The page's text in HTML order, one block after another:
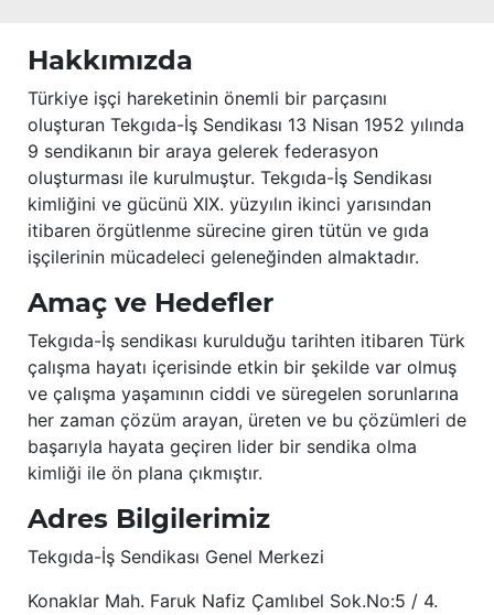
Hakkımızda
Türkiye işçi hareketinin önemli bir parçasını
oluşturan Tekgıda-İş Sendikası 13 Nisan 1952 yılında
9 sendikanın bir araya gelerek federasyon
oluşturması ile kurulmuştur. Tekgıda-İş Sendikası
kimliğini ve gücünü XIX. yüzyılın ikinci yarısından
itibaren örgütlenme sürecine giren tütün ve gıda
işçilerinin mücadeleci geleneğinden almaktadır.
Amaç ve Hedefler
Tekgıda-İş sendikası kurulduğu tarihten itibaren Türk
çalışma hayatı içerisinde etkin bir şekilde var olmuş
ve çalışma yaşamının ciddi ve süregelen sorunlarına
her zaman çözüm arayan, üreten ve bu çözümleri de
başarıyla hayata geçiren lider bir sendika olma
kimliği ile ön plana çıkmıştır.
Adres Bilgilerimiz
Tekgıda-İş Sendikası Genel Merkezi
Konaklar Mah. Faruk Nafiz Çamlıbel Sok.No:5 / 4.